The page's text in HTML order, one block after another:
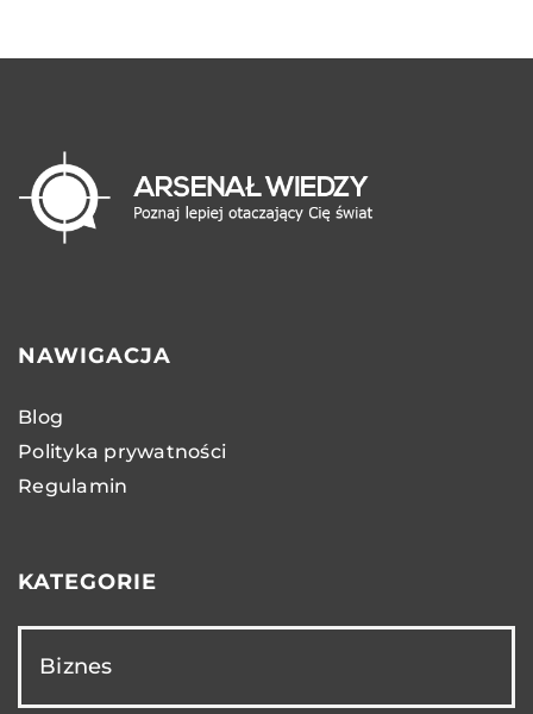
NAWIGACJA
Blog
Polityka prywatności
Regulamin
KATEGORIE
Biznes